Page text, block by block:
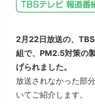
2月22日放送の、
組で、PM2.5対策の
げられました。
放送されなかった部
いてご紹介します。